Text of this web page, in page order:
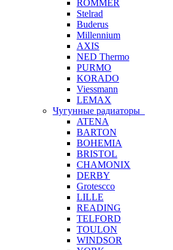
ROMMER
Stelrad
Buderus
Millennium
AXIS
NED Thermo
PURMO
KORADO
Viessmann
LEMAX
Чугунные радиаторы
ATENA
BARTON
BOHEMIA
BRISTOL
CHAMONIX
DERBY
Grotescco
LILLE
READING
TELFORD
TOULON
WINDSOR